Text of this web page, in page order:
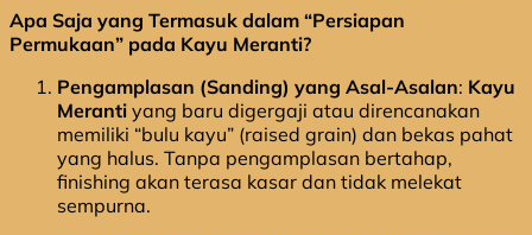
Apa Saja yang Termasuk dalam “Persiapan
Permukaan” pada Kayu Meranti?
Pengamplasan (Sanding) yang Asal-Asalan: Kayu
Meranti yang baru digergaji atau direncanakan
memiliki “bulu kayu” (raised grain) dan bekas pahat
yang halus. Tanpa pengamplasan bertahap,
finishing akan terasa kasar dan tidak melekat
sempurna.